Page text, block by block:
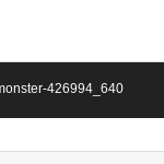
426994_640